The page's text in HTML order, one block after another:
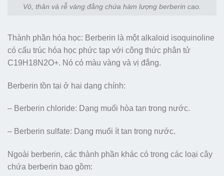
Vỏ, thân và rễ vàng đằng chứa hàm lượng berberin cao.
Thành phần hóa học: Berberin là một alkaloid isoquinoline
có cấu trúc hóa học phức tạp với công thức phân tử
C19H18N2O+. Nó có màu vàng và vị đắng.
Berberin tồn tại ở hai dạng chính:
– Berberin chloride: Dạng muối hòa tan trong nước.
– Berberin sulfate: Dạng muối ít tan trong nước.
Ngoài berberin, các thành phần khác có trong các loại cây
chứa berberin bao gồm: